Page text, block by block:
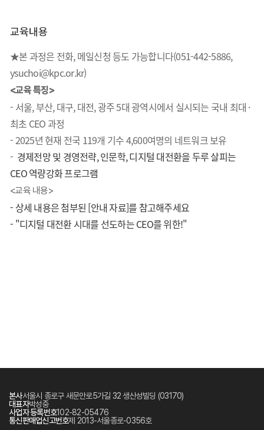
교육내용
★본 과정은 전화, 메일신청 등도 가능합니다(051-442-5886,
ysuchoi@kpc.or.kr)
<교육 특징>
- 서울, 부산, 대구, 대전, 광주 5대 광역시에서 실시되는 국내 최대 ·
최초 CEO 과정
- 2025년 현재 전국 119개 기수 4,600여명의 네트워크 보유
- 경제전망 및 경영전략, 인문학, 디지털 대전환을 두루 살피는
CEO 역량강화 프로그램
<교육 내용>
- 상세 내용은 첨부된 [안내 자료]를 참고해주세요
- "디지털 대전환 시대를 선도하는 CEO를 위한!"
본사서울시 종로구 새문안로5가길 32 생산성빌딩 (03170)
대표자박성중
사업자 등록번호102-82-05476
통신판매업신고번호제 2013-서울종로-0356호